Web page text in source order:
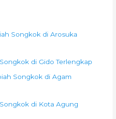
Songkok di Arosuka
di Gido Terlengkap
Songkok di Agam
di Kota Agung